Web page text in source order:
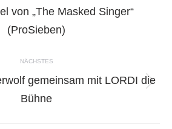
Vorheriger
Beitrag:
von „The Masked Singer“
(ProSieben)
NÄCHSTES
Beitrag:
gemeinsam mit LORDI die
Bühne